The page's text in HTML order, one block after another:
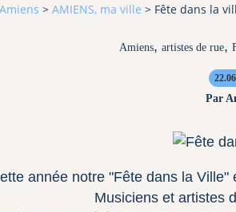
> AMIENS, ma ville > Fête dans la
Amiens, artistes de rue,
Par
année notre "Fête dans la
Musiciens et artistes